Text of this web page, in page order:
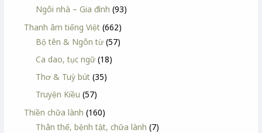
Ngôi nhà – Gia đình (93)
Thanh âm tiếng Việt (662)
Bộ tên & Ngôn từ (57)
Ca dao, tục ngữ (18)
Thơ & Tuỳ bút (35)
Truyện Kiều (57)
Thiền chữa lành (160)
Thân thể, bệnh tật, chữa lành (7)